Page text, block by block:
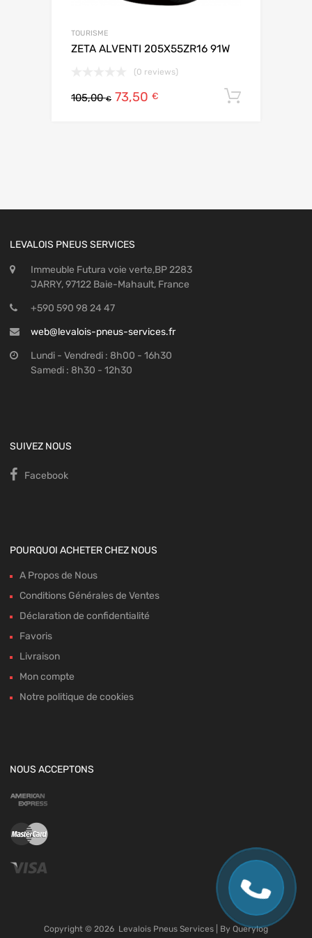
TOURISME
ZETA ALVENTI 205X55ZR16 91W
(0 reviews)
105,00€ 73,50 €
LEVALOIS PNEUS SERVICES
Immeuble Futura voie verte,BP 2283
JARRY, 97122 Baie-Mahault, France
+590 590 98 24 47
web@levalois-pneus-services.fr
Lundi - Vendredi : 8h00 - 16h30
Samedi : 8h30 - 12h30
SUIVEZ NOUS
Facebook
POURQUOI ACHETER CHEZ NOUS
A Propos de Nous
Conditions Générales de Ventes
Déclaration de confidentialité
Favoris
Livraison
Mon compte
Notre politique de cookies
NOUS ACCEPTONS
Copyright © 2026 Levalois Pneus Services | By Querylog